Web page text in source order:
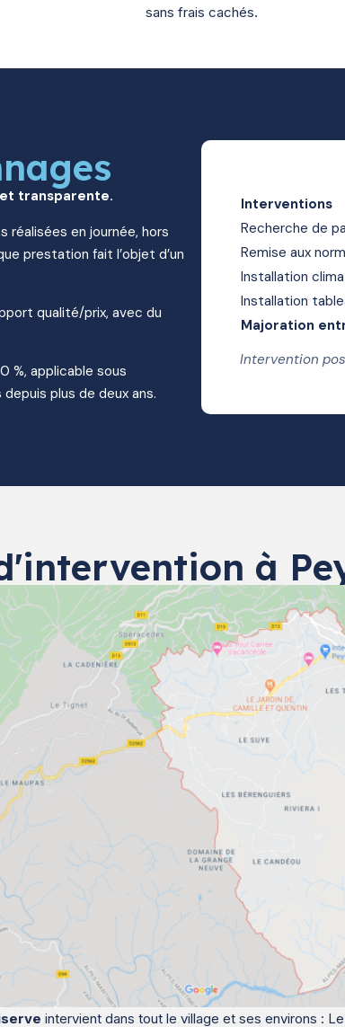
sans frais cachés.
transparente.
en journée, hors
prestation fait l’objet d’un
qualité/prix, avec du
%, applicable sous
plus de deux ans.
Interventions
Recherche de
Remise aux
Installation
Installation
Majoration
Intervention
à
intervient dans tout le village et ses environs :